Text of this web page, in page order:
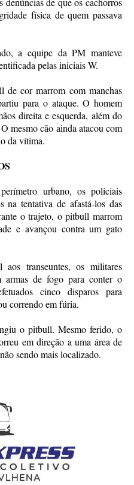
física de quem passava
a equipe da PM manteve
pelas iniciais W.
cor marrom com manchas
para o ataque. O homem
direita e esquerda, além do
mesmo cão ainda atacou com
da vítima.
urbano, os policiais
na tentativa de afastá-los das
o trajeto, o pitbull marrom
e avançou contra um gato
transeuntes, os militares
armas de fogo para conter o
cinco disparos para
correndo em fúria.
o pitbull. Mesmo ferido, o
em direção a uma área de
sendo mais localizado.